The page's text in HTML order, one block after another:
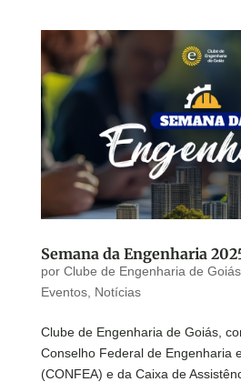
Semana da Engenharia
por Clube de Engenharia de Goiás
Eventos, Notícias
Clube de Engenharia de Goiás,
Conselho Federal de Engenharia
(CONFEA) e da Caixa de